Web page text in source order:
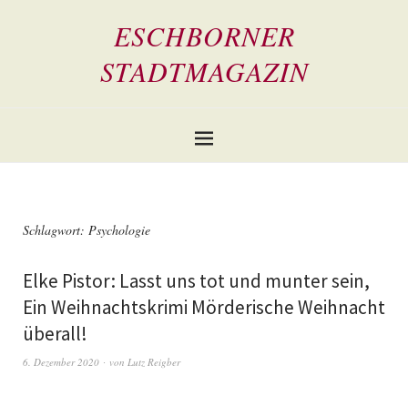
ESCHBORNER
STADTMAGAZIN
Schlagwort: Psychologie
Elke Pistor: Lasst uns tot und munter sein,
Ein Weihnachtskrimi Mörderische Weihnacht
überall!
6. Dezember 2020 von Lutz Reigber